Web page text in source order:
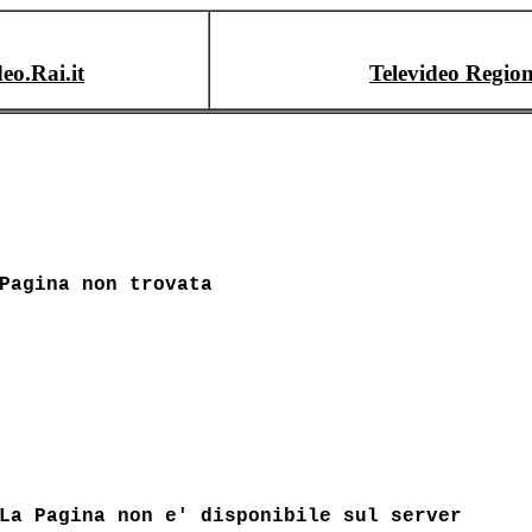
Televideo
Pagina non trovata
La Pagina non e' disponibile sul server